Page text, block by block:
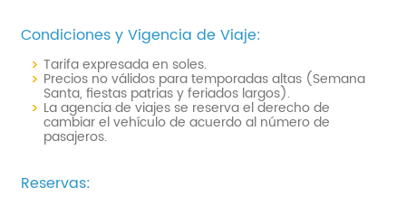
Condiciones y Vigencia de Viaje:
Tarifa expresada en soles.
Precios no válidos para temporadas altas (Semana
Santa, fiestas patrias y feriados largos).
La agencia de viajes se reserva el derecho de
cambiar el vehículo de acuerdo al número de
pasajeros.
Reservas: